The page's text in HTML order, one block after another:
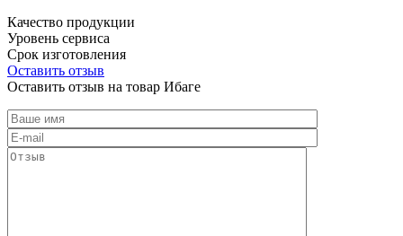
Качество продукции
Уровень сервиса
Срок изготовления
Оставить отзыв
Оставить отзыв на товар Ибаге